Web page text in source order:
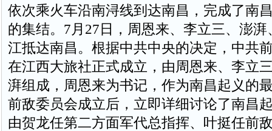
依次乘火车沿南浔线到达南昌，完成了南
的集结。7月27日，周恩来、李立三、澎
江抵达南昌。根据中共中央的决定，中共
在江西大旅社正式成立，由周恩来、李立
湃组成，周恩来为书记，作为南昌起义的
前敌委员会成立后，立即详细讨论了南昌
由贺龙任第二方面军代总指挥、叶挺任前